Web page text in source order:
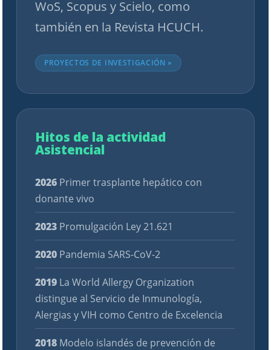
WoS, Scopus y Scielo, como
también en la Revista HCUCH.
PROYECTOS DE INVESTIGACIÓN »
Hitos de la actividad
Asistencial
2026Primer trasplante hepático con
donante vivo
2023Promulgación Ley 21.621
2020Pandemia SARS-CoV-2
2019La World Allergy Organization
distingue al Servicio de Inmunología,
Alergias y VIH como Centro de Excelencia
2018Modelo islandés de prevención de